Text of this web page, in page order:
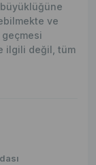
büyüklüğüne
ve
geçmesi
ilgili değil, tüm